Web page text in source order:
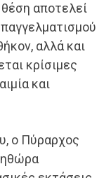
αποτελεί
αλλά και
κρίσιμες
και
ο Πύραρχος